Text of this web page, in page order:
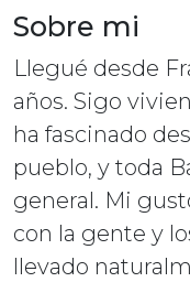
Sobre mi
Llegué desde
años. Sigo
ha fascinado
pueblo, y toda
general. Mi
con la gente y
llevado